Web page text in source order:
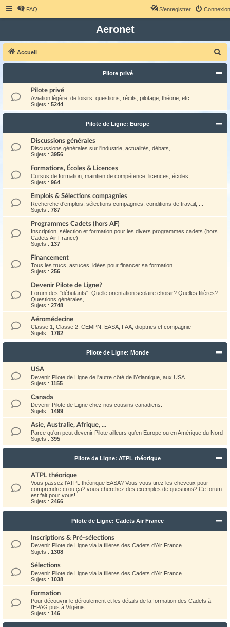
FAQ Connexion
S’enregistrer
Aeronet
Accueil
e
r
c
r
Pilote privé
Pilote privé
Aviation légère, de loisirs: questions, récits, pilotage, théorie, etc...
Sujets : 5244
Pilote de Ligne: Europe
Discussions générales
Discussions générales sur l'industrie, actualités, débats, ...
Sujets : 3956
Formations, Écoles & Licences
Cursus de formation, maintien de compétence, licences, écoles, ...
Sujets : 964
Emplois & Sélections compagnies
Recherche d'emplois, sélections compagnies, conditions de travail, ...
Sujets : 787
Programmes Cadets (hors AF)
Inscription, sélection et formation pour les divers programmes cadets (hors
Cadets Air France)
Sujets : 137
Financement
Tous les trucs, astuces, idées pour financer sa formation.
Sujets : 256
Devenir Pilote de Ligne?
Forum des "débutants": Quelle orientation scolaire choisir? Quelles filières?
Questions générales, ...
Sujets : 2748
Aéromédecine
Classe 1, Classe 2, CEMPN, EASA, FAA, dioptries et compagnie
Sujets : 1762
Pilote de Ligne: Monde
USA
Devenir Pilote de Ligne de l'autre côté de l'Atlantique, aux USA.
Sujets : 1155
Canada
Devenir Pilote de Ligne chez nos cousins canadiens.
Sujets : 1499
Asie, Australie, Afrique, ...
Parce qu'on peut devenir Pilote ailleurs qu'en Europe ou en Amérique du Nord
Sujets : 395
Pilote de Ligne: ATPL théorique
ATPL théorique
Vous passez l'ATPL théorique EASA? Vous vous tirez les cheveux pour
comprendre ci ou ça? vous cherchez des exemples de questions? Ce forum
est fait pour vous!
Sujets : 2466
Pilote de Ligne: Cadets Air France
Inscriptions & Pré-sélections
Devenir Pilote de Ligne via la filières des Cadets d'Air France
Sujets : 1308
Sélections
Devenir Pilote de Ligne via la filières des Cadets d'Air France
Sujets : 1038
Formation
Pour découvrir le déroulement et les détails de la formation des Cadets à
l'EPAG puis à Vilgénis.
Sujets : 146